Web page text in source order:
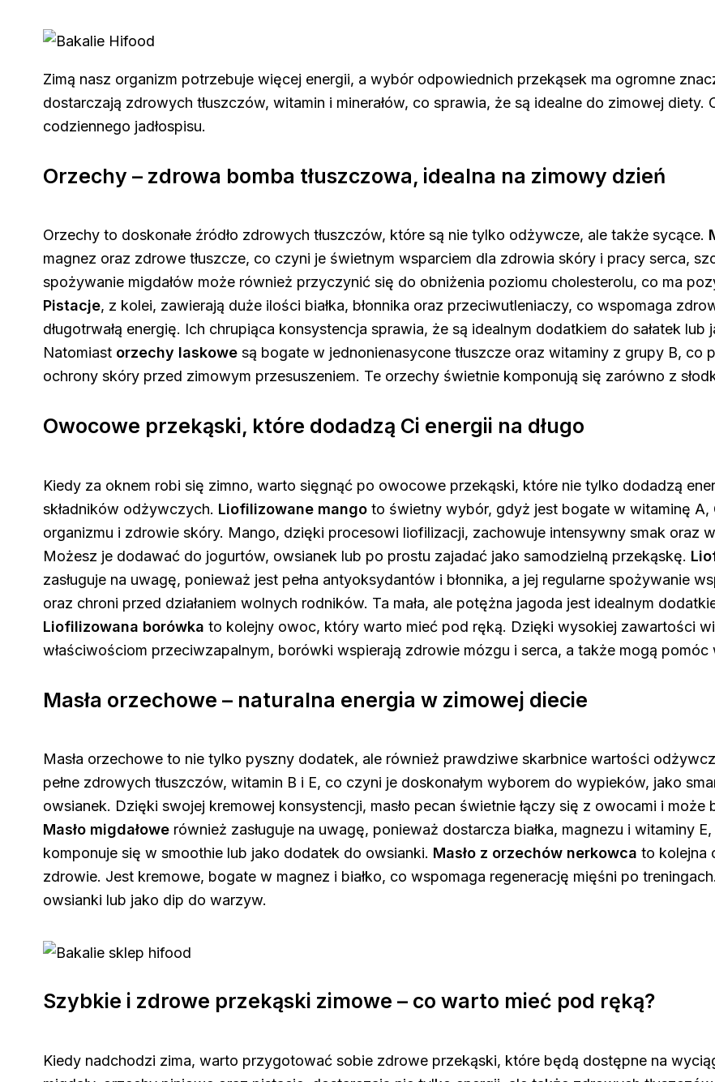
Zimą nasz organizm potrzebuje więcej energii, a wybór odpowiednich przekąsek ma ogromne
dostarczają zdrowych tłuszczów, witamin i minerałów, co sprawia, że są idealne do zimowej diety.
codziennego jadłospisu.
Orzechy – zdrowa bomba tłuszczowa, idealna na zimowy dzień
Orzechy to doskonałe źródło zdrowych tłuszczów, które są nie tylko odżywcze, ale także sycące.
magnez oraz zdrowe tłuszcze, co czyni je świetnym wsparciem dla zdrowia skóry i pracy serca,
spożywanie migdałów może również przyczynić się do obniżenia poziomu cholesterolu, co ma
Pistacje, z kolei, zawierają duże ilości białka, błonnika oraz przeciwutleniaczy, co wspomaga
długotrwałą energię. Ich chrupiąca konsystencja sprawia, że są idealnym dodatkiem do sałatek lub
Natomiast orzechy laskowe są bogate w jednonienasycone tłuszcze oraz witaminy z grupy B, co
ochrony skóry przed zimowym przesuszeniem. Te orzechy świetnie komponują się zarówno z
Owocowe przekąski, które dodadzą Ci energii na długo
Kiedy za oknem robi się zimno, warto sięgnąć po owocowe przekąski, które nie tylko dodadzą
składników odżywczych. Liofilizowane mango to świetny wybór, gdyż jest bogate w witaminę A,
organizmu i zdrowie skóry. Mango, dzięki procesowi liofilizacji, zachowuje intensywny smak oraz
Możesz je dodawać do jogurtów, owsianek lub po prostu zajadać jako samodzielną przekąskę.
zasługuje na uwagę, ponieważ jest pełna antyoksydantów i błonnika, a jej regularne spożywanie
oraz chroni przed działaniem wolnych rodników. Ta mała, ale potężna jagoda jest idealnym
Liofilizowana borówka to kolejny owoc, który warto mieć pod ręką. Dzięki wysokiej zawartości
właściwościom przeciwzapalnym, borówki wspierają zdrowie mózgu i serca, a także mogą pomóc
Masła orzechowe – naturalna energia w zimowej diecie
Masła orzechowe to nie tylko pyszny dodatek, ale również prawdziwe skarbnice wartości
pełne zdrowych tłuszczów, witamin B i E, co czyni je doskonałym wyborem do wypieków, jako
owsianek. Dzięki swojej kremowej konsystencji, masło pecan świetnie łączy się z owocami i
Masło migdałowe również zasługuje na uwagę, ponieważ dostarcza białka, magnezu i witaminy
komponuje się w smoothie lub jako dodatek do owsianki. Masło z orzechów nerkowca to kolejna
zdrowie. Jest kremowe, bogate w magnez i białko, co wspomaga regenerację mięśni po
owsianki lub jako dip do warzyw.
Szybkie i zdrowe przekąski zimowe – co warto mieć pod ręką?
Kiedy nadchodzi zima, warto przygotować sobie zdrowe przekąski, które będą dostępne na